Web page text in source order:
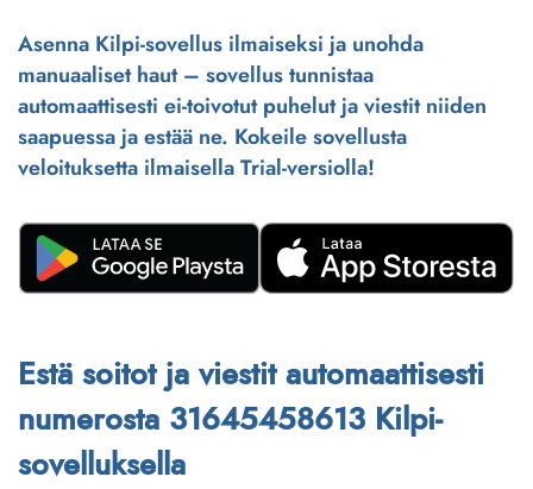
Asenna Kilpi-sovellus ilmaiseksi ja unohda
manuaaliset haut – sovellus tunnistaa
automaattisesti ei-toivotut puhelut ja viestit niiden
saapuessa ja estää ne. Kokeile sovellusta
veloituksetta ilmaisella Trial-versiolla!
Estä soitot ja viestit automaattisesti
numerosta 31645458613 Kilpi-
sovelluksella